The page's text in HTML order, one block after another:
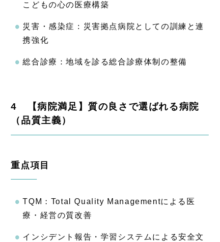
こどもの心の医療構築
災害・感染症：災害拠点病院としての訓練と連
携強化
総合診療：地域を診る総合診療体制の整備
4 【病院満足】質の良さで選ばれる病院
（品質主義）
重点項目
TQM：Total Quality Managementによる医
療・経営の質改善
インシデント報告・学習システムによる安全文